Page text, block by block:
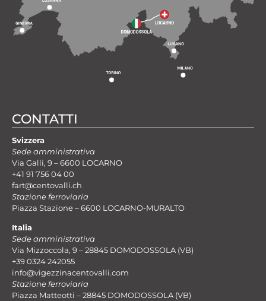
CONTATTI
Svizzera
Sede amministrativa
Via Galli, 9 – 6600 LOCARNO
+41 91 756 04 00
fart@centovalli.ch
Stazione ferroviaria
Piazza Stazione – 6600 LOCARNO-MURALTO
Italia
Sede amministrativa
Via Mizzoccola, 9 – 28845 DOMODOSSOLA (VB)
+39 0324 242055
info@vigezzinacentovalli.com
Stazione ferroviaria
Piazza Matteotti – 28845 DOMODOSSOLA (VB)